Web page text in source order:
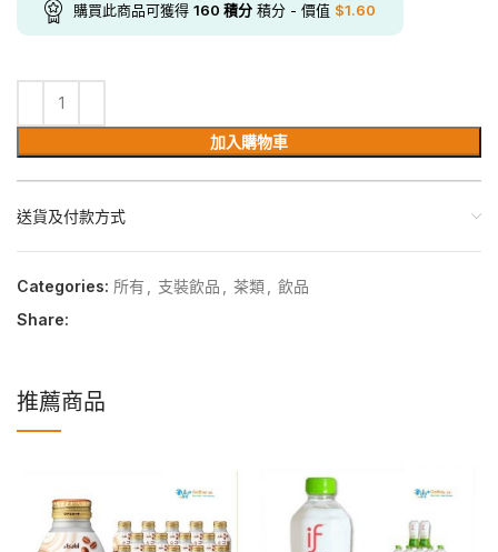
購買此商品可獲得 160 積分 積分 - 價值 $1.60
加入購物車
送貨及付款方式
Categories: 所有 支裝飲品 茶類
飲品
Share:
推薦商品